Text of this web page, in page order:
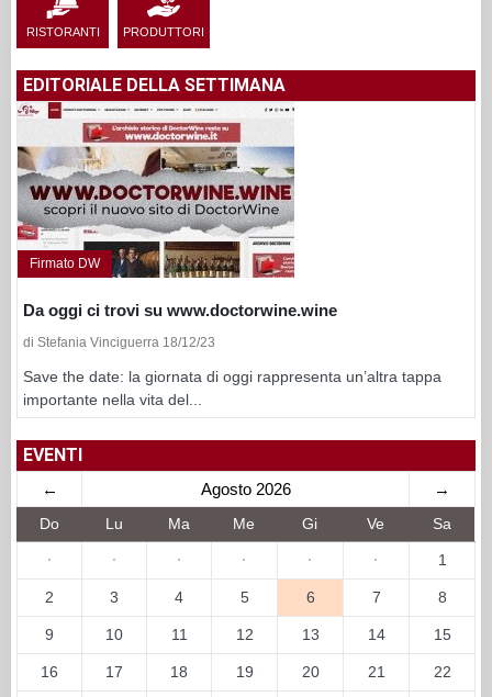
RISTORANTI PRODUTTORI
EDITORIALE DELLA SETTIMANA
Firmato DW
Da oggi ci trovi su www.doctorwine.wine
di Stefania Vinciguerra 18/12/23
Save the date: la giornata di oggi rappresenta un’altra tappa
importante nella vita del...
EVENTI
← Agosto 2026 →
Do Lu Ma Me Gi Ve Sa
· · · · · · 1
2 3 4 5 6 7 8
9 10 11 12 13 14 15
16 17 18 19 20 21 22